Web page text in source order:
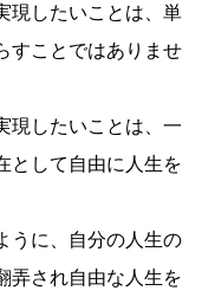
現したいことは、単
すことではありませ
現したいことは、一
として自由に人生を
うに、自分の人生の
弄され自由な人生を